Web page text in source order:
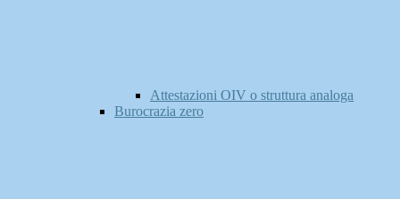
Attestazioni OIV o struttura analoga
Burocrazia zero